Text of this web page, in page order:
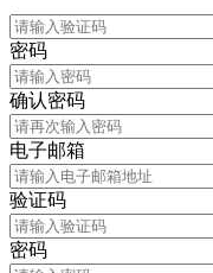
密码
确认密码
电子邮箱
验证码
密码